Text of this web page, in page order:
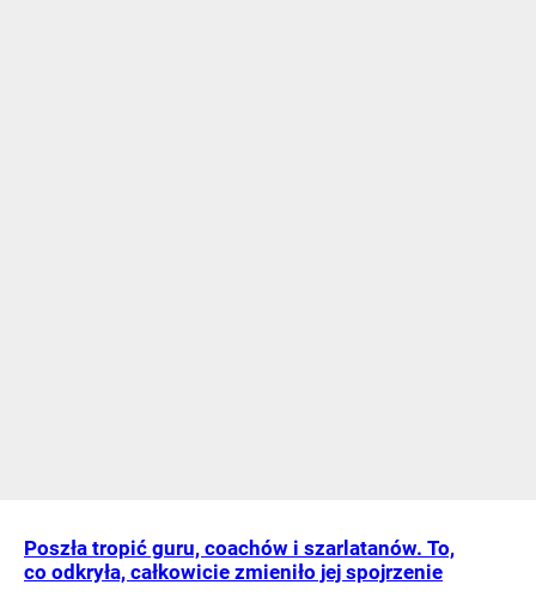
Poszła tropić guru, coachów i szarlatanów. To,
co odkryła, całkowicie zmieniło jej spojrzenie